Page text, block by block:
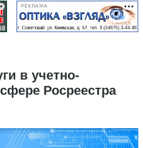
РЕКЛАМА
в учетно-
Росреестра